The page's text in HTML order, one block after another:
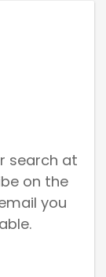
search at
on the
you